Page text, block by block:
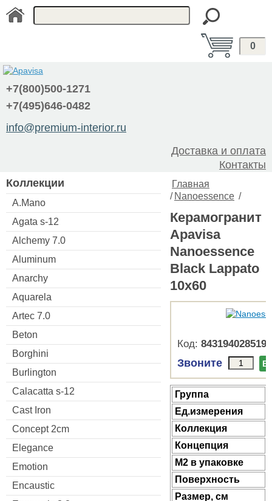
0
+7(800)500-1271
+7(495)646-0482
info@premium-interior.ru
Доставка и оплата
Контакты
Коллекции
A.Mano
Agata s-12
Alchemy 7.0
Aluminum
Anarchy
Aquarela
Artec 7.0
Beton
Borghini
Burlington
Calacatta s-12
Cast Iron
Concept 2cm
Elegance
Emotion
Encaustic
Главная
/ Nanoessence /
Керамогранит
Apavisa
Nanoessence
Black Lappato
10x60
Код: 8431940285196
Звоните В
Группа
Ед.измерения
Коллекция
Концепция
М2 в упаковке
Поверхность
Размер, см